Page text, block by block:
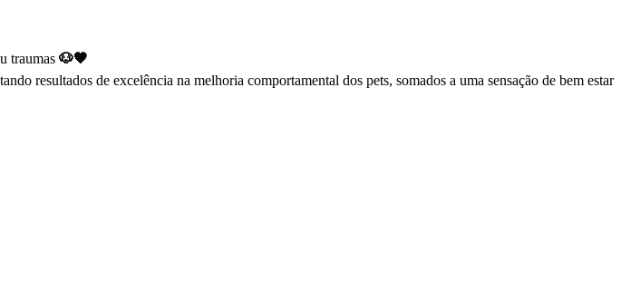
traumas 🐶🧡
resultados de excelência na melhoria comportamental dos pets, somados a uma sensação de bem estar